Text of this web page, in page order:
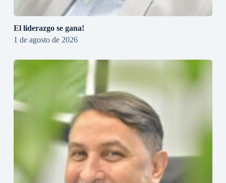
El liderazgo se gana!
1 de agosto de 2026